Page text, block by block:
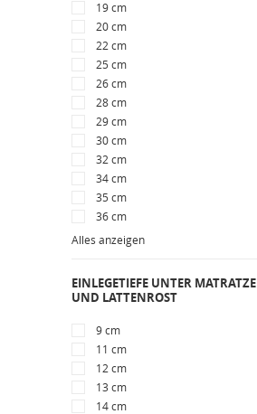
19 cm
20 cm
22 cm
25 cm
26 cm
28 cm
29 cm
30 cm
32 cm
34 cm
35 cm
36 cm
Alles anzeigen
EINLEGETIEFE UNTER MATRATZE
UND LATTENROST
9 cm
11 cm
12 cm
13 cm
14 cm